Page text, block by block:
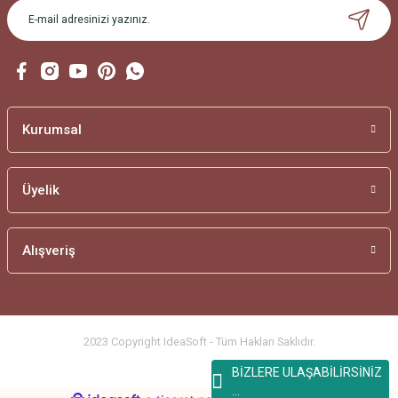
BİZLERE ULAŞABİLİRSİNİZ
Kurumsal
Üyelik
Alışveriş
2023 Copyright IdeaSoft - Tüm Hakları Saklıdır.